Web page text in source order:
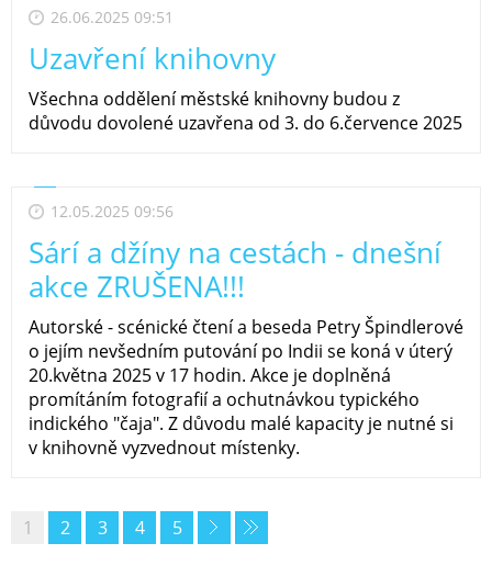
26.06.2025 09:51
Uzavření knihovny
Všechna oddělení městské knihovny budou z
důvodu dovolené uzavřena od 3. do 6.července 2025
12.05.2025 09:56
Sárí a džíny na cestách - dnešní
akce ZRUŠENA!!!
Autorské - scénické čtení a beseda Petry Špindlerové
o jejím nevšedním putování po Indii se koná v úterý
20.května 2025 v 17 hodin. Akce je doplněná
promítáním fotografií a ochutnávkou typického
indického "čaja". Z důvodu malé kapacity je nutné si
v knihovně vyzvednout místenky.
1 2 3 4 5